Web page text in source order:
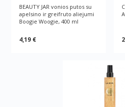
BEAUTY JAR vonios putos su
apelsino ir greifruto aliejumi
Boogie Woogie, 400 ml
4,19 €